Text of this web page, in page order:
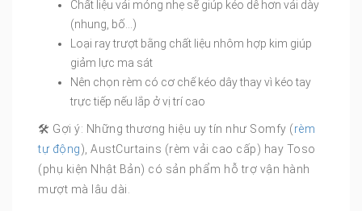
Chất liệu vải mỏng nhẹ sẽ giúp kéo dễ hơn vải dày
(nhung, bố…)
Loại ray trượt bằng chất liệu nhôm hợp kim giúp
giảm lực ma sát
Nên chọn rèm có cơ chế kéo dây thay vì kéo tay
trực tiếp nếu lắp ở vị trí cao
🛠 Gợi ý: Những thương hiệu uy tín như Somfy (rèm
tự động), AustCurtains (rèm vải cao cấp) hay Toso
(phụ kiện Nhật Bản) có sản phẩm hỗ trợ vận hành
mượt mà lâu dài.